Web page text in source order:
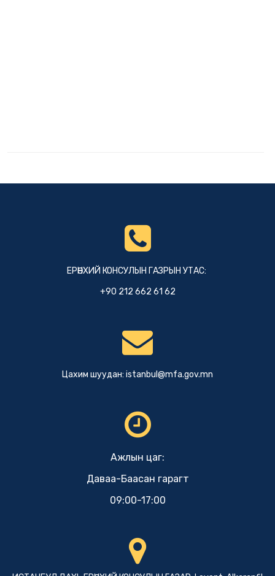
ЕРӨНХИЙ КОНСУЛЫН ГАЗРЫН УТАС:
+90 212 662 61 62
Цахим шуудан: istanbul@mfa.gov.mn
Ажлын цаг:
Даваа-Баасан гарагт
09:00-17:00